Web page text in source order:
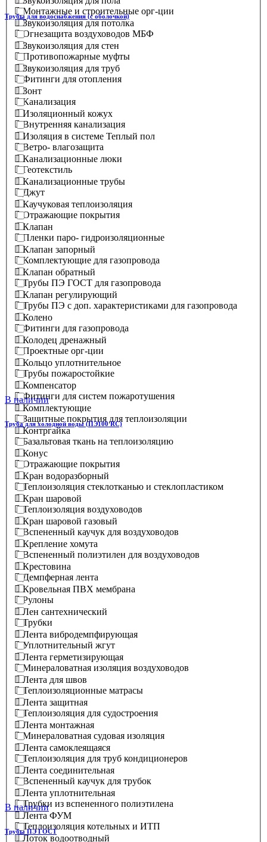
Монтажные и строительные орг-ции
Огнезащита воздуховодов МБФ
Противопожарные муфты
Фитинги для отопления
Канализация
Внутренняя канализация
Ветро- влагозащита
Геотекстиль
Джут
Отражающие покрытия
Пленки паро- гидроизоляционные
Комплектующие для газопровода
Трубы ПЭ ГОСТ для газопровода
Трубы ПЭ с доп. характеристиками для газопровода
Фитинги для газопровода
Проектные орг-ции
Трубы пожаростойкие
Фитинги для систем пожаротушения
Защитные покрытия для теплоизоляции
Базальтовая ткань на теплоизоляцию
Отражающие покрытия
Теплоизоляция стеклотканью и стеклопластиком
Теплоизоляция воздуховодов
Вспененный каучук для воздуховодов
Вспененный полиэтилен для воздуховодов
Демпферная лента
Рулоны
Трубки
Уплотнительный жгут
Минераловатная изоляция воздуховодов
Теплоизоляционные матрасы
Теплоизоляция для судостроения
Минераловатная судовая изоляция
Теплоизоляция для труб кондиционеров
Вспененный каучук для трубок
Трубки из вспененного полиэтилена
Теплоизоляция котельных и ИТП
Звукоизоляция для потолка
Звукоизоляция для стен
Звукоизоляция для труб
Зонт
Изоляционный кожух
Изоляция в системе Теплый пол
Канализационные люки
Канализационные трубы
Каучуковая теплоизоляция
Клапан
Клапан запорный
Клапан обратный
Клапан регулирующий
Колено
Колодец дренажный
Кольцо уплотнительное
Компенсатор
Комплектующие
Контргайка
Конус
Кран водоразборный
Кран шаровой
Кран шаровой газовый
Крепление хомута
Крестовина
Кровельная ПВХ мембрана
Лен сантехнический
Лента вибродемпфирующая
Лента герметизирующая
Лента для швов
Лента защитная
Лента монтажная
Лента самоклеящаяся
Лента соединительная
Лента уплотнительная
Лента ФУМ
Лоток водоотводный
Трубы для водоснабжения (с оболочкой)
В наличии
Труба для холодной воды (ПЭ100 RC)
В наличии
Трубы ПЭ ГОСТ